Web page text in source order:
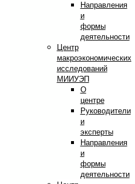
Направления
и
формы
деятельности
Центр
макроэкономических
исследований
МИИУЭП
О
центре
Руководители
и
эксперты
Направления
и
формы
деятельности